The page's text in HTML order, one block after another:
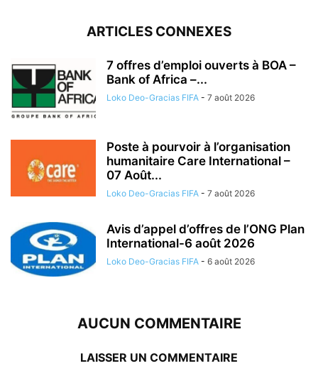
ARTICLES CONNEXES
7 offres d’emploi ouverts à BOA –
Bank of Africa –...
Loko Deo-Gracias FIFA - 7 août 2026
Poste à pourvoir à l’organisation
humanitaire Care International –
07 Août...
Loko Deo-Gracias FIFA - 7 août 2026
Avis d’appel d’offres de l’ONG Plan
International-6 août 2026
Loko Deo-Gracias FIFA - 6 août 2026
AUCUN COMMENTAIRE
LAISSER UN COMMENTAIRE